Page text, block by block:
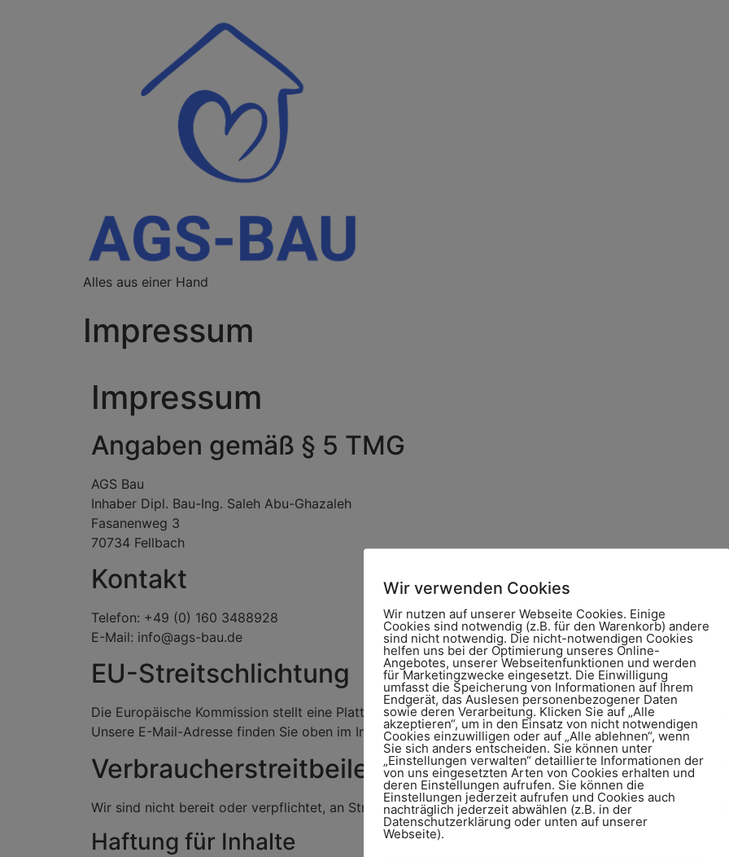
Alles aus einer Hand
Impressum
Impressum
Angaben gemäß § 5 TMG
AGS Bau
Inhaber Dipl. Bau-Ing. Saleh Abu-Ghazaleh
Fasanenweg 3
70734 Fellbach
Kontakt
Telefon: +49 (0) 160 3488928
E-Mail: info@ags-bau.de
EU-Streitschlichtung
Die Europäische Kommission stellt eine Plattform zur Online-Streitbeilegung (OS) bereit:https://
Unsere E-Mail-Adresse finden Sie oben im Impressum.
Verbraucherstreitbeilegung/
Wir sind nicht bereit oder verpflichtet, an Streitbeilegungsverfahren vor einer
Haftung für Inhalte
Wir verwenden Cookies
Wir nutzen auf unserer Webseite Cookies. Einige
Cookies sind notwendig (z.B. für den Warenkorb) andere
sind nicht notwendig. Die nicht-notwendigen Cookies
helfen uns bei der Optimierung unseres Online-
Angebotes, unserer Webseitenfunktionen und werden
für Marketingzwecke eingesetzt. Die Einwilligung
umfasst die Speicherung von Informationen auf Ihrem
Endgerät, das Auslesen personenbezogener Daten
sowie deren Verarbeitung. Klicken Sie auf „Alle
akzeptieren“, um in den Einsatz von nicht notwendigen
Cookies einzuwilligen oder auf „Alle ablehnen“, wenn
Sie sich anders entscheiden. Sie können unter
„Einstellungen verwalten“ detaillierte Informationen der
von uns eingesetzten Arten von Cookies erhalten und
deren Einstellungen aufrufen. Sie können die
Einstellungen jederzeit aufrufen und Cookies auch
nachträglich jederzeit abwählen (z.B. in der
Datenschutzerklärung oder unten auf unserer
Webseite).